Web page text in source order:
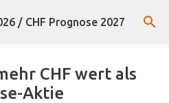
Hauptbereich
/ CHF Prognose 2027
CHF wert als
Aktie